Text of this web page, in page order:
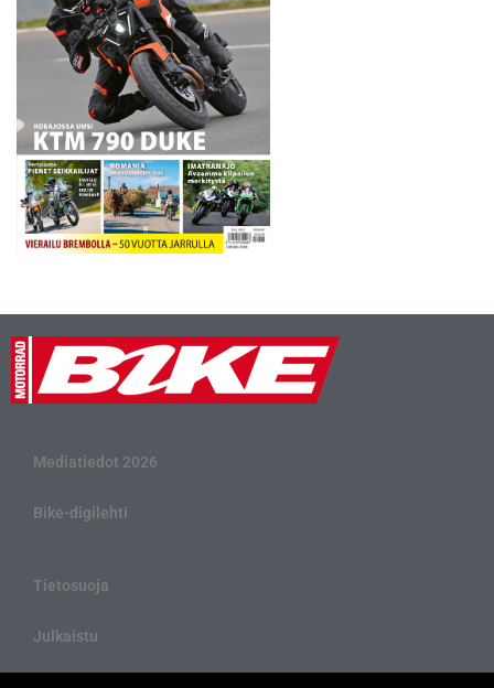
Mediatiedot 2026
Bike-digilehti
Tietosuoja
Julkaistu